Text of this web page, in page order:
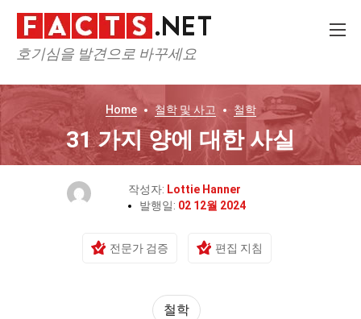
호기심을 발견으로 바꾸세요
Home 철학 및 사고 철학
31 가지 양에 대한 사실
작성자: Lottie Hanner
발행일: 02 12월 2024
전문가 검증 편집 지침
철학